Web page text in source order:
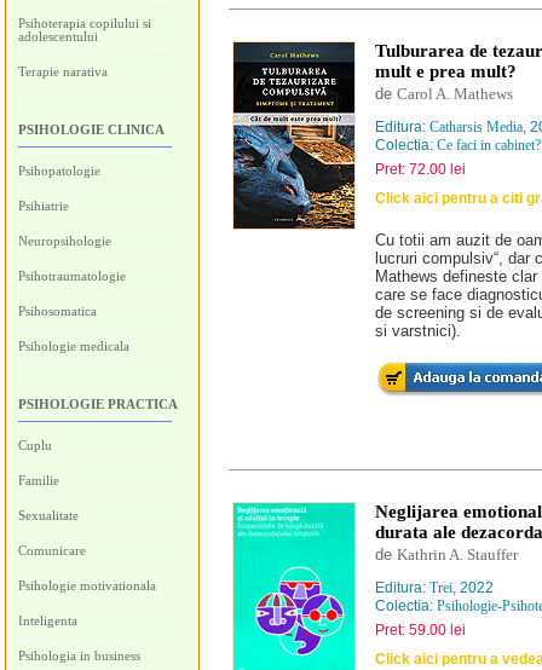
Psihoterapia copilului si
adolescentului
Terapie narativa
PSIHOLOGIE CLINICA
Psihopatologie
Psihiatrie
Neuropsihologie
Psihotraumatologie
Psihosomatica
Psihologie medicala
PSIHOLOGIE PRACTICA
Cuplu
Familie
Sexualitate
Comunicare
Psihologie motivationala
Inteligenta
Psihologia in business
Tulburarea de
mult e prea mult?
de Carol A. Mathews
Editura: Catharsis Media,
Colectia: Ce faci in cabinet?
Pret: 72.00 lei
Click aici pentru a citi
Cu totii am auzit de
lucruri compulsiv“, dar
Mathews defineste
care se face
de screening si de
si varstnici).
Neglijarea
durata ale
de Kathrin A. Stauffer
Editura: Trei, 2022
Colectia: Psihologie-
Pret: 59.00 lei
Click aici pentru a